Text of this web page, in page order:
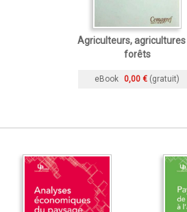
Agriculteurs,
forêts
eBook 0,00 € (gratuit)